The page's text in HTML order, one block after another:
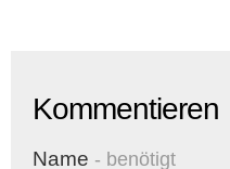
Kommentieren
Name - benötigt